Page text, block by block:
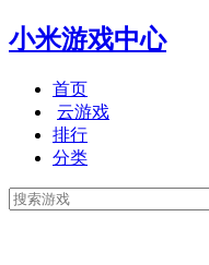
小米游戏中心
首页
云游戏
排行
分类